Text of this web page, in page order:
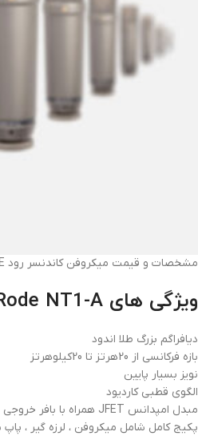
مشخصات و قیمت میکروفن کاندنسر رود RODE مدل NT1-A
ویژگی های Rode NT1-A در یک نگاه
دیافراگم بزرگ طلا اندود
بازه فرکانسی از 20هرتز تا 20کیلوهرتز
نویز بسیار پایین
الگوی قطبی کاردیود
مبدل امپدانس JFET همراه با بافر خروجی دوقطبی
پکیج کامل شامل میکروفن ، لرزه گیر ، پاپ